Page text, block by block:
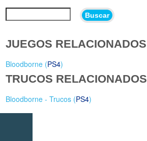
Buscar
JUEGOS RELACIONADOS
Bloodborne (PS4)
TRUCOS RELACIONADOS
Bloodborne - Trucos (PS4)